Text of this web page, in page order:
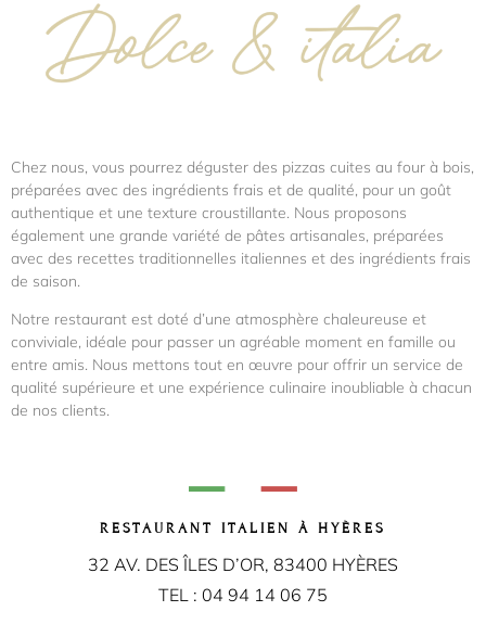
Chez nous, vous pourrez déguster des pizzas cuites au four à bois,
préparées avec des ingrédients frais et de qualité, pour un goût
authentique et une texture croustillante. Nous proposons
également une grande variété de pâtes artisanales, préparées
avec des recettes traditionnelles italiennes et des ingrédients frais
de saison.
Notre restaurant est doté d’une atmosphère chaleureuse et
conviviale, idéale pour passer un agréable moment en famille ou
entre amis. Nous mettons tout en œuvre pour offrir un service de
qualité supérieure et une expérience culinaire inoubliable à chacun
de nos clients.
RESTAURANT ITALIEN À HYÈRES
32 AV. DES ÎLES D’OR, 83400 HYÈRES
TEL : 04 94 14 06 75